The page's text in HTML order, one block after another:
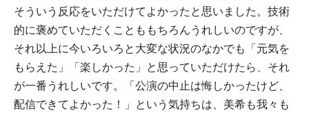
そういう反応をいただけてよかったと思いました。技術
的に褒めていただくことももちろんうれしいのですが、
それ以上に今いろいろと大変な状況のなかでも「元気を
もらえた」「楽しかった」と思っていただけたら、それ
が一番うれしいです。「公演の中止は悔しかったけど、
配信できてよかった！」という気持ちは、美希も我々も